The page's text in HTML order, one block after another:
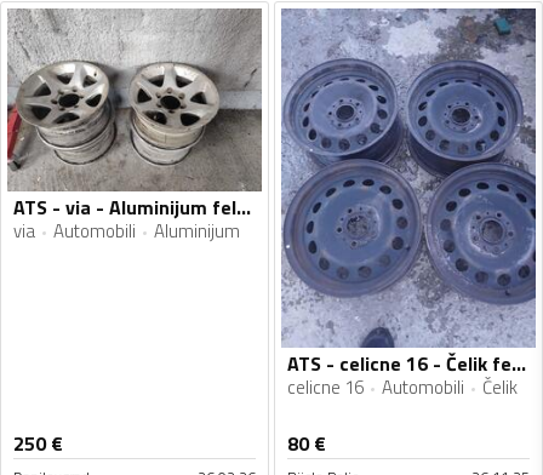
ATS - via - Aluminijum felne
via Automobili Aluminijum
250€
ATS - celicne 16 - Čelik felne
celicne 16 Automobili Čelik
80€